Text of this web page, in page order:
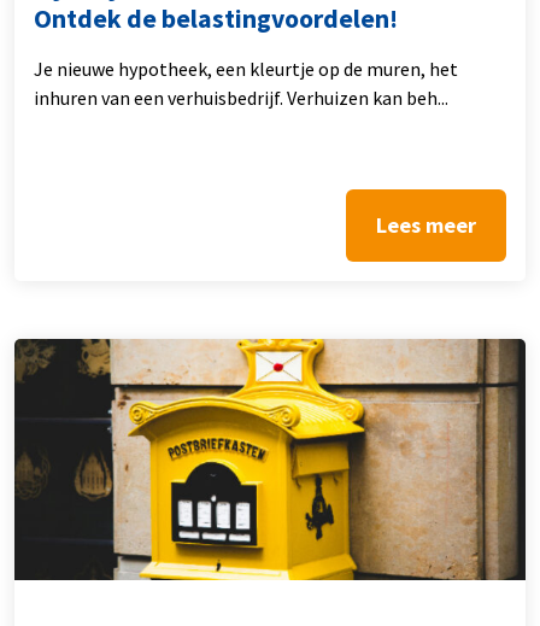
Ontdek de belastingvoordelen!
Je nieuwe hypotheek, een kleurtje op de muren, het
inhuren van een verhuisbedrijf. Verhuizen kan beh...
Lees meer